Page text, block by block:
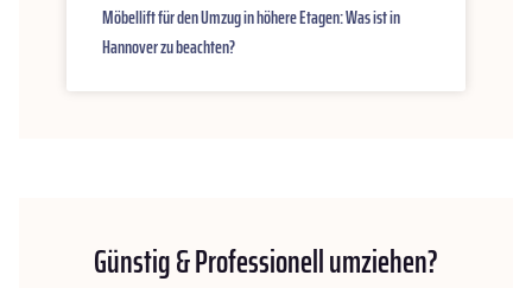
Möbellift für den Umzug in höhere Etagen: Was ist in
Hannover zu beachten?
Günstig & Professionell umziehen?